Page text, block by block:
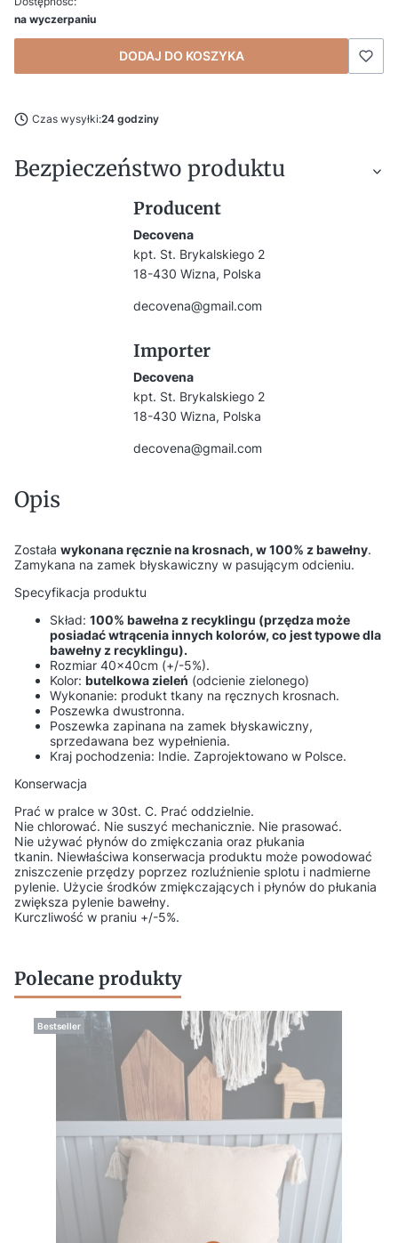
na wyczerpaniu
DODAJ DO KOSZYKA
Czas wysyłki:24 godziny
Bezpieczeństwo produktu
Producent
Decovena
kpt. St. Brykalskiego 2
18-430 Wizna, Polska
decovena@gmail.com
Importer
Decovena
kpt. St. Brykalskiego 2
18-430 Wizna, Polska
decovena@gmail.com
Opis
Została wykonana ręcznie na krosnach, w 100% z bawełny.
Zamykana na zamek błyskawiczny w pasującym odcieniu.
Specyfikacja produktu
Skład: 100% bawełna z recyklingu (przędza może
posiadać wtrącenia innych kolorów, co jest typowe dla
bawełny z recyklingu).
Rozmiar 40x40cm (+/-5%).
Kolor: butelkowa zieleń (odcienie zielonego)
Wykonanie: produkt tkany na ręcznych krosnach.
Poszewka dwustronna.
Poszewka zapinana na zamek błyskawiczny,
sprzedawana bez wypełnienia.
Kraj pochodzenia: Indie. Zaprojektowano w Polsce.
Konserwacja
Prać w pralce w 30st. C. Prać oddzielnie.
Nie chlorować. Nie suszyć mechanicznie. Nie prasować.
Nie używać płynów do zmiękczania oraz płukania
tkanin. Niewłaściwa konserwacja produktu może powodować
zniszczenie przędzy poprzez rozluźnienie splotu i nadmierne
pylenie. Użycie środków zmiękczających i płynów do płukania
zwiększa pylenie bawełny.
Kurczliwość w praniu +/-5%.
Polecane produkty
Bestseller